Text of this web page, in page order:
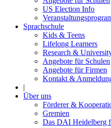
US Election Info
Sprachschule
Kids & Teens
Lifelong Learners
Research &
Angebote für Schulen
Angebote für Firmen
Kontakt &
|
Über uns
Förderer &
Gremien
Das DAI Heidelberg